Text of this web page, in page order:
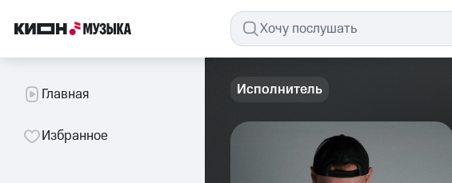
Главная
Избранное
Исполнитель